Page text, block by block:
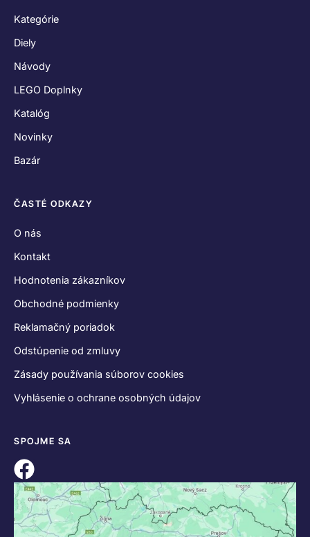
Kategórie
Diely
Návody
LEGO Doplnky
Katalóg
Novinky
Bazár
ČASTÉ ODKAZY
O nás
Kontakt
Hodnotenia zákazníkov
Obchodné podmienky
Reklamačný poriadok
Odstúpenie od zmluvy
Zásady používania súborov cookies
Vyhlásenie o ochrane osobných údajov
SPOJME SA